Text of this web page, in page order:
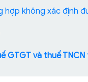
không xác định
GTGT và thuế